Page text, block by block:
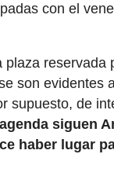
con el
plaza reservada
son evidentes
supuesto, de
siguen
haber lugar